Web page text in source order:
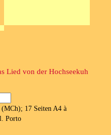
Lied von der Hochseekuh
17 Seiten A4 à
Porto